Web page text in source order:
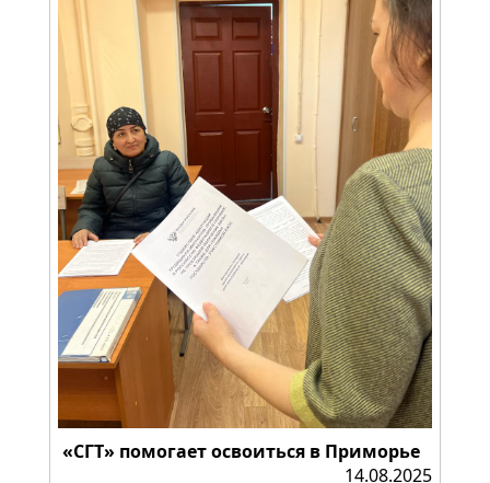
«СГТ» помогает освоиться в Приморье
14.08.2025